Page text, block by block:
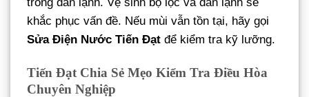
trong dàn lạnh. Vệ sinh bộ lọc và dàn lạnh sẽ
khắc phục vấn đề. Nếu mùi vẫn tồn tại, hãy gọi
Sửa Điện Nước Tiến Đạt để kiểm tra kỹ lưỡng.
Tiến Đạt Chia Sẻ Mẹo Kiểm Tra Điều Hòa
Chuyên Nghiệp